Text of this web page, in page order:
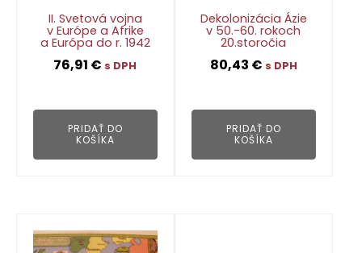
II. Svetová vojna
v Európe a Afrike
a Európa do r. 1942
76,91 € s DPH
PRIDAŤ DO
KOŠÍKA
Dekolonizácia Ázie
v 50.-60. rokoch
20.storočia
80,43 € s DPH
PRIDAŤ DO
KOŠÍKA